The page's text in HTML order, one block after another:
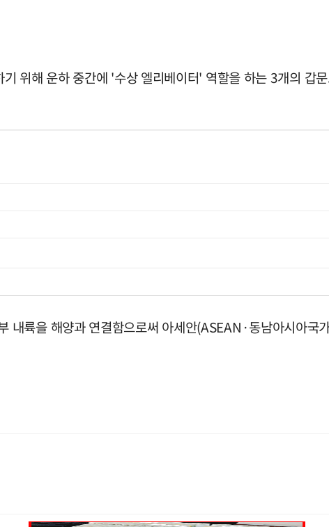
위해 운하 중간에 '수상 엘리베이터' 역할을 하는 3개의 갑
내륙을 해양과 연결함으로써 아세안(ASEAN·동남아시아국